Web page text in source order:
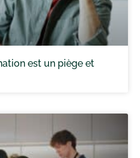
est un piège et